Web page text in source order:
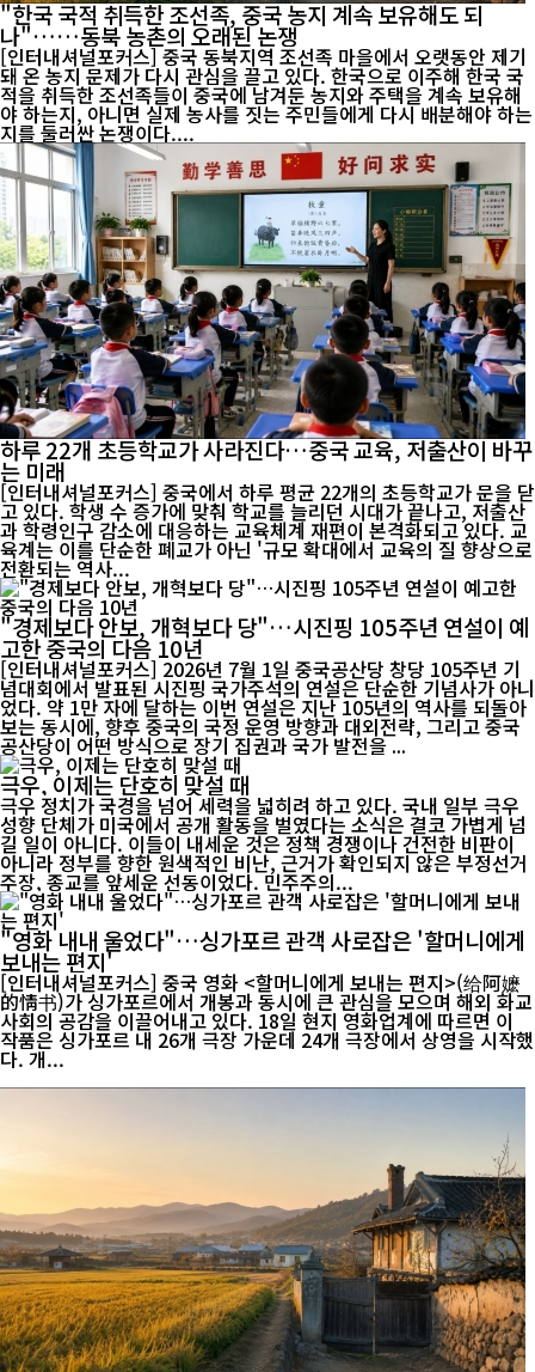
"한국 국적 취득한 조선족, 중국 농지 계속 보유해도 되
나"……동북 농촌의 오래된 논쟁
[인터내셔널포커스] 중국 동북지역 조선족 마을에서 오랫동안 제기
돼 온 농지 문제가 다시 관심을 끌고 있다. 한국으로 이주해 한국 국
적을 취득한 조선족들이 중국에 남겨둔 농지와 주택을 계속 보유해
야 하는지, 아니면 실제 농사를 짓는 주민들에게 다시 배분해야 하는
지를 둘러싼 논쟁이다....
하루 22개 초등학교가 사라진다…중국 교육, 저출산이 바꾸
는 미래
[인터내셔널포커스] 중국에서 하루 평균 22개의 초등학교가 문을 닫
고 있다. 학생 수 증가에 맞춰 학교를 늘리던 시대가 끝나고, 저출산
과 학령인구 감소에 대응하는 교육체계 재편이 본격화되고 있다. 교
육계는 이를 단순한 폐교가 아닌 '규모 확대에서 교육의 질 향상으로
전환되는 역사...
"경제보다 안보, 개혁보다 당"…시진핑 105주년 연설이 예
고한 중국의 다음 10년
[인터내셔널포커스] 2026년 7월 1일 중국공산당 창당 105주년 기
념대회에서 발표된 시진핑 국가주석의 연설은 단순한 기념사가 아니
었다. 약 1만 자에 달하는 이번 연설은 지난 105년의 역사를 되돌아
보는 동시에, 향후 중국의 국정 운영 방향과 대외전략, 그리고 중국
공산당이 어떤 방식으로 장기 집권과 국가 발전을 ...
극우, 이제는 단호히 맞설 때
극우 정치가 국경을 넘어 세력을 넓히려 하고 있다. 국내 일부 극우
성향 단체가 미국에서 공개 활동을 벌였다는 소식은 결코 가볍게 넘
길 일이 아니다. 이들이 내세운 것은 정책 경쟁이나 건전한 비판이
아니라 정부를 향한 원색적인 비난, 근거가 확인되지 않은 부정선거
주장, 종교를 앞세운 선동이었다. 민주주의...
"영화 내내 울었다"…싱가포르 관객 사로잡은 '할머니에게
보내는 편지'
[인터내셔널포커스] 중국 영화 <할머니에게 보내는 편지>(给阿嬷
的情书)가 싱가포르에서 개봉과 동시에 큰 관심을 모으며 해외 화교
사회의 공감을 이끌어내고 있다. 18일 현지 영화업계에 따르면 이
작품은 싱가포르 내 26개 극장 가운데 24개 극장에서 상영을 시작했
다. 개...